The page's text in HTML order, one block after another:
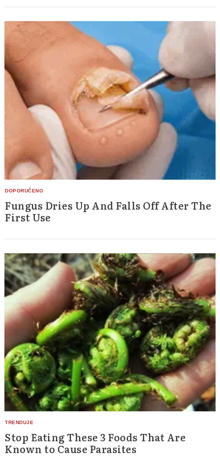
Fungus Dries Up And Falls Off After The
First Use
Stop Eating These 3 Foods That Are
Known to Cause Parasites